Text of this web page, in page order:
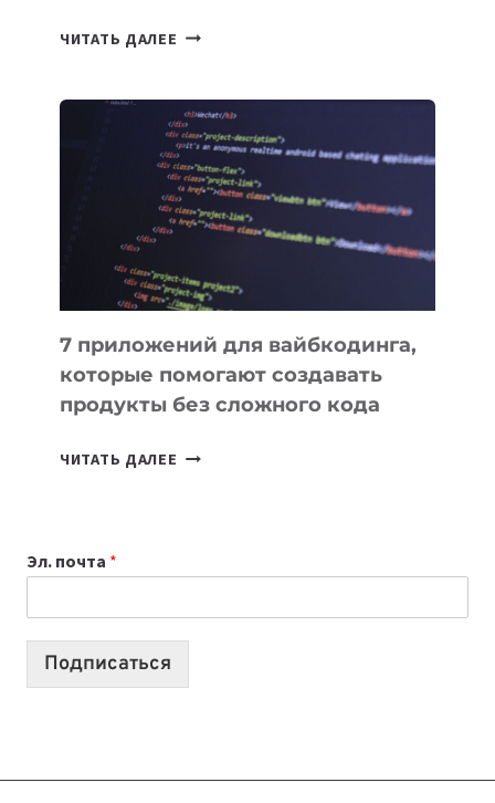
ЧИТАТЬ ДАЛЕЕ ТАСК-
ПОЛЕЗНЫХ
ИНСТРУМЕНТОВ
ДЛЯ
РАБОТЫ
7 приложений для вайбкодинга,
которые помогают создавать
продукты без сложного кода
ЧИТАТЬ ДАЛЕЕ
СОЗДАВАТЬ
ПРОДУКТЫ
Эл. почта *
Подписаться